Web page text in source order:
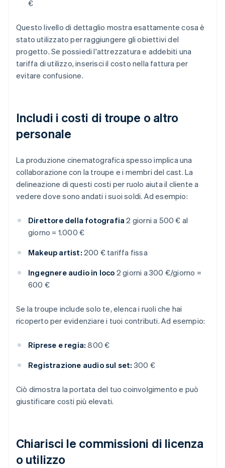
€
Questo livello di dettaglio mostra esattamente cosa è
stato utilizzato per raggiungere gli obiettivi del
progetto. Se possiedi l'attrezzatura e addebiti una
tariffa di utilizzo, inserisci il costo nella fattura per
evitare confusione.
Includi i costi di troupe o altro
personale
La produzione cinematografica spesso implica una
collaborazione con la troupe e i membri del cast. La
delineazione di questi costi per ruolo aiuta il cliente a
vedere dove sono andati i suoi soldi. Ad esempio:
Direttore della fotografia 2 giorni a 500 € al
giorno = 1.000 €
Makeup artist: 200 € tariffa fissa
Ingegnere audio in loco 2 giorni a 300 €/giorno =
600 €
Se la troupe include solo te, elenca i ruoli che hai
ricoperto per evidenziare i tuoi contributi. Ad esempio:
Riprese e regia: 800 €
Registrazione audio sul set: 300 €
Ciò dimostra la portata del tuo coinvolgimento e può
giustificare costi più elevati.
Chiarisci le commissioni di licenza
o utilizzo